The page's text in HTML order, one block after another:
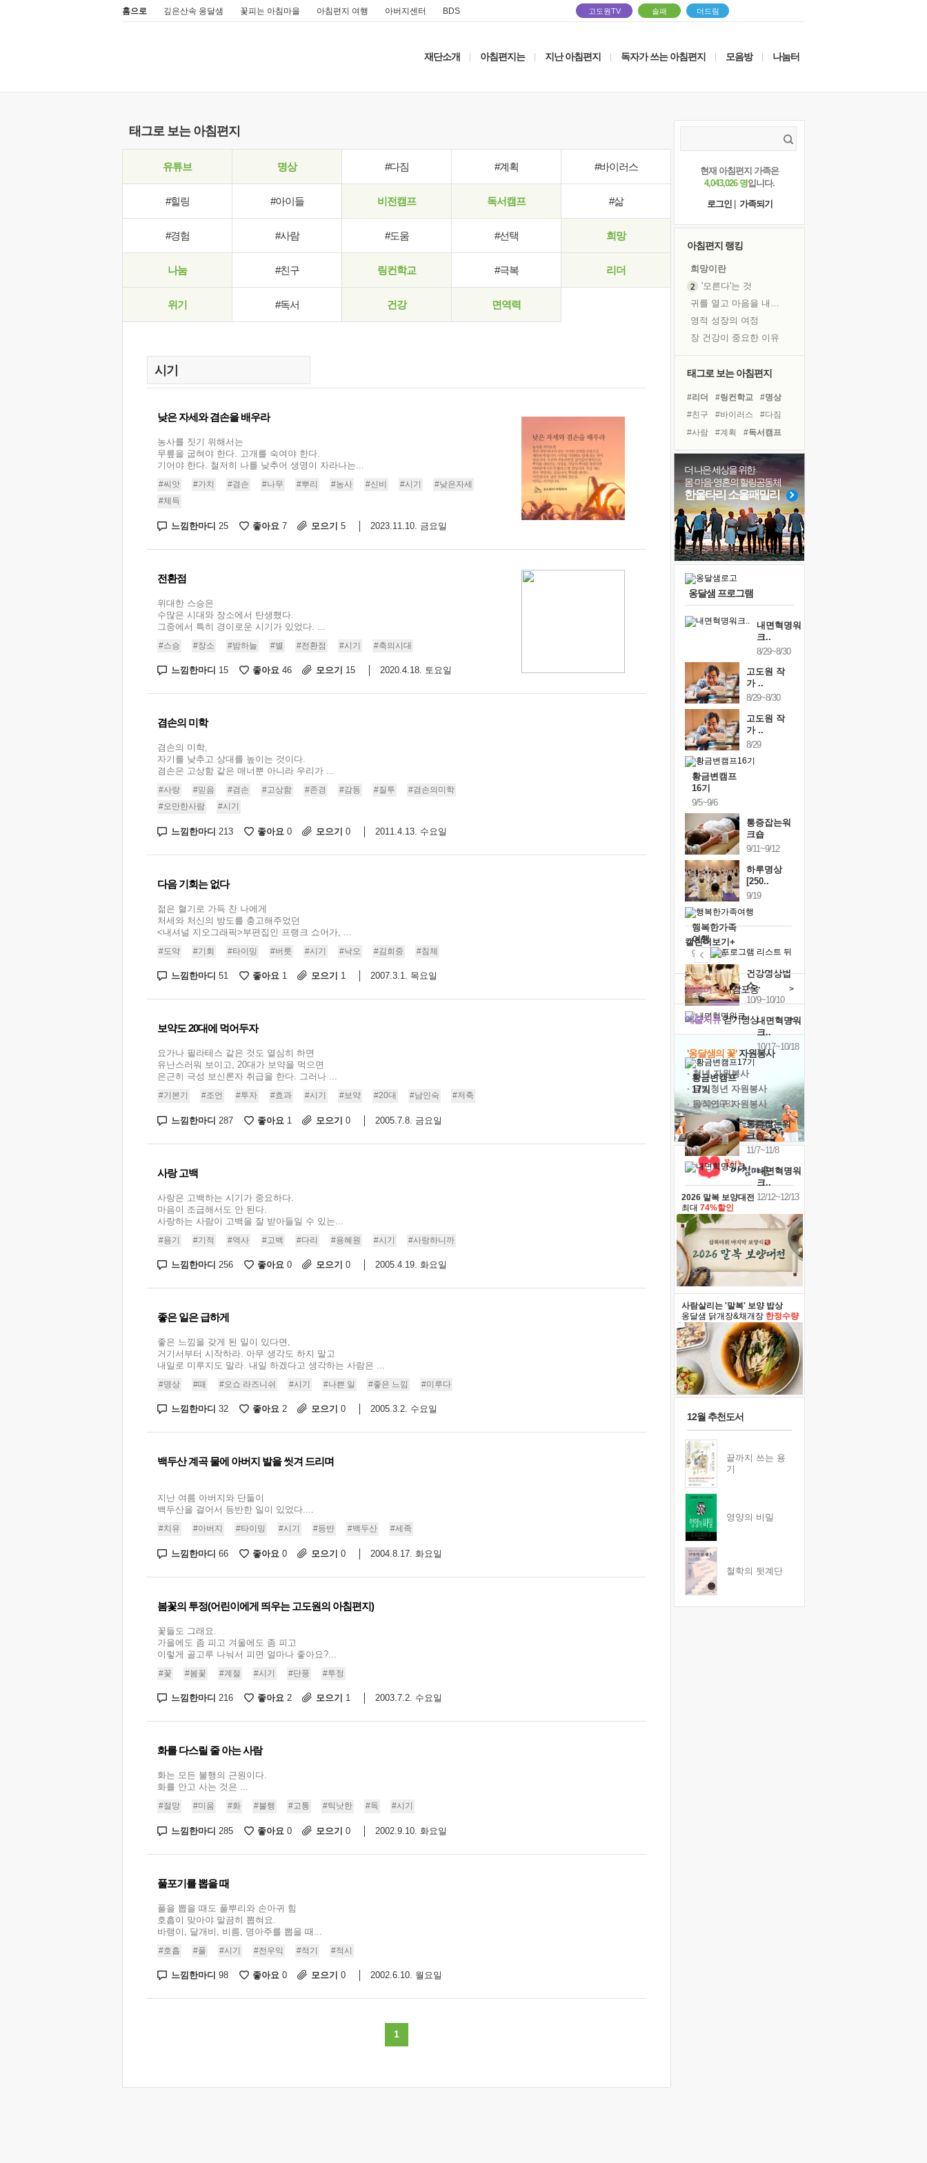
홈으로 깊은산속 옹달샘 꽃피는 아침마을 아침편지 여행 아버지센터 BDS 고도원TV 솔패 더드림
재단소개 아침편지는 지난 아침편지 독자가 쓰는 아침편지 모음방 나눔터
태그로 보는 아침편지
유튜브 명상 #다짐 #계획 #바이러스
#힐링 #아이들 비전캠프 독서캠프 #삶
#경험 #사람 #도움 #선택 희망
나눔 #친구 링컨학교 #극복 리더
위기 #독서 건강 면역력
낮은 자세와 겸손을 배우라
농사를 짓기 위해서는
무릎을 굽혀야 한다. 고개를 숙여야 한다.
기어야 한다. 철저히 나를 낮추어 생명이 자라나는...
#씨앗 #가치 #겸손 #나무 #뿌리 #농사 #신비 #시기
#낮은자세
#체득
느낌한마디 25 좋아요 7 모으기 5 2023.11.10. 금요일
전환점
위대한 스승은
수많은 시대와 장소에서 탄생했다.
그중에서 특히 경이로운 시기가 있었다. ...
#스승 #장소 #밤하늘 #별 #전환점 #시기 #축의시대
느낌한마디 15 좋아요 46 모으기 15 2020.4.18. 토요일
겸손의 미학
겸손의 미학,
자기를 낮추고 상대를 높이는 것이다.
겸손은 고상함 같은 매너뿐 아니라 우리가 ...
#사랑 #믿음 #겸손 #고상함 #존경 #감동 #질투
#겸손의미학
#오만한사람
#시기
느낌한마디 213 좋아요 0 모으기 0 2011.4.13. 수요일
다음 기회는 없다
젊은 혈기로 가득 찬 나에게
처세와 처신의 방도를 충고해주었던
<내셔널 지오그래픽>부편집인 프랭크 쇼어가, ...
#도약 #기회 #타이밍 #버릇 #시기 #낙오 #김희중 #침체
느낌한마디 51 좋아요 1 모으기 1 2007.3.1. 목요일
보약도 20대에 먹어두자
요가나 필라테스 같은 것도 열심히 하면
유난스러워 보이고, 20대가 보약을 먹으면
은근히 극성 보신론자 취급을 한다. 그러나 ...
#기본기 #조언 #투자 #효과 #시기 #보약 #20대 #남인숙 #저축
느낌한마디 287 좋아요 1 모으기 0 2005.7.8. 금요일
사랑 고백
사랑은 고백하는 시기가 중요하다.
마음이 조급해서도 안 된다.
사랑하는 사람이 고백을 잘 받아들일 수 있는...
#용기 #기적 #역사 #고백 #다리 #용혜원 #시기 #사랑하니까
느낌한마디 256 좋아요 0 모으기 0 2005.4.19. 화요일
좋은 일은 급하게
좋은 느낌을 갖게 된 일이 있다면,
거기서부터 시작하라. 아무 생각도 하지 말고
내일로 미루지도 말라. 내일 하겠다고 생각하는 사람은 ...
#명상 #때 #오쇼 라즈니쉬 #시기 #나쁜 일 #좋은 느낌 #미루다
느낌한마디 32 좋아요 2 모으기 0 2005.3.2. 수요일
백두산 계곡 물에 아버지 발을 씻겨 드리며
지난 여름 아버지와 단둘이
백두산을 걸어서 등반한 일이 있었다....
#치유 #아버지 #타이밍 #시기 #등반 #백두산 #세족
느낌한마디 66 좋아요 0 모으기 0 2004.8.17. 화요일
봄꽃의 투정(어린이에게 띄우는 고도원의 아침편지)
꽃들도 그래요.
가을에도 좀 피고 겨울에도 좀 피고
이렇게 골고루 나눠서 피면 얼마나 좋아요?...
#꽃 #봄꽃 #계절 #시기 #단풍 #투정
느낌한마디 216 좋아요 2 모으기 1 2003.7.2. 수요일
화를 다스릴 줄 아는 사람
화는 모든 불행의 근원이다.
화를 안고 사는 것은 ...
#절망 #미움 #화 #불행 #고통 #틱낫한 #독 #시기
느낌한마디 285 좋아요 0 모으기 0 2002.9.10. 화요일
풀포기를 뽑을 때
풀을 뽑을 때도 풀뿌리와 손아귀 힘
호흡이 맞아야 말끔히 뽑혀요.
바랭이, 달개비, 비름, 명아주를 뽑을 때...
#호흡 #풀 #시기 #전우익 #적기 #적시
느낌한마디 98 좋아요 0 모으기 0 2002.6.10. 월요일
1
현재 아침편지 가족은
4,043,026 명입니다.
로그인
가족되기
아침편지 랭킹
희망이란
'모른다'는 것
귀를 열고 마음을 내어주고
영적 성장의 여정
장 건강이 중요한 이유
흙이 된 몸으로 출근하는 여자
꿈이 실제가 되는 것
'말 타는 법'을 먼저
졸업식 사진을 보며
극심한 변비, 어깨결림, 수면 장애
아픈 아버지를 위한 공간 설계
슬럼프
보고 싶은 어머니
못된 꼰대들
태그로 보는 아침편지
#리더 #링컨학교
#명상
#친구
#바이러스
#다짐
#사람
#계획
#독서캠프
#힐링
#아이들
#희망
#경험
#독서
#면역력
#비전캠프
#도움
#선택
#건강
#위기 #삶
더 나은 세상을 위한
몸·마음·영혼의 힐링공동체
한울타리 소울패밀리
옹달샘 프로그램
내면혁명워
크..
8/29~8/30
고도원 작
가 ..
8/29~8/30
고도원 작
가 ..
8/29
황금변캠프
16기
9/5~9/6
통증잡는워
크숍
9/11~9/12
하루명상
[250..
9/19
행복한가족
여행
9/24~9/26
건강명상법
스..
10/9~10/10
내면혁명워
크..
10/17~10/18
황금변캠프
17기
10/30~10/31
통증잡는워
크숍
11/7~11/8
내면혁명워
크..
12/12~12/13
캘린더보기+
예술치유걷기명상 >
힐링허그사감포옹 >
'옹달샘의 꽃'자원봉사
· 청년 자원봉사
· 금빛청년 자원봉사
· 음식연구 자원봉사
2026 말복 보양대전
최대 74%할인
사람살리는 '말복' 보양 밥상
옹달샘 닭개장&채개장 한정수량
12월 추천도서
끝까지 쓰는 용
기
영양의 비밀
철학의 뒷계단